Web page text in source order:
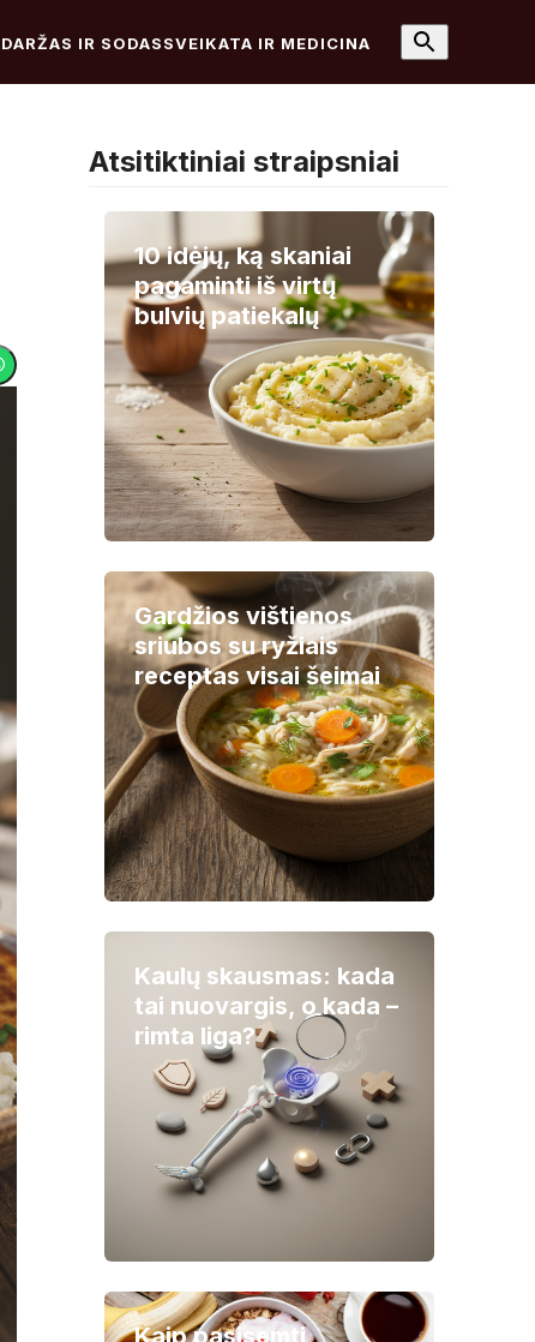
DARŽAS IR SODASSVEIKATA IR MEDICINA
Atsitiktiniai straipsniai
10 idėjų, ką skaniai
pagaminti iš virtų
bulvių patiekalų
Gardžios vištienos
sriubos su ryžiais
receptas visai šeimai
Kaulų skausmas: kada
tai nuovargis, o kada –
rimta liga?
Kaip pasisemti